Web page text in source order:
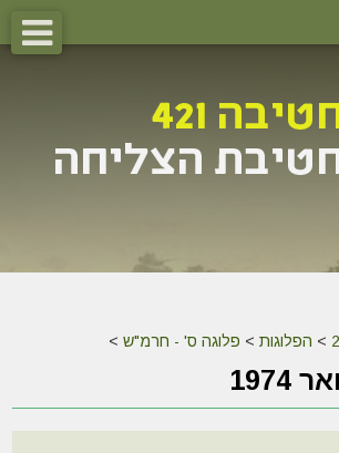
> הפלוגות > פלוגה ס' - חרמ"ש >